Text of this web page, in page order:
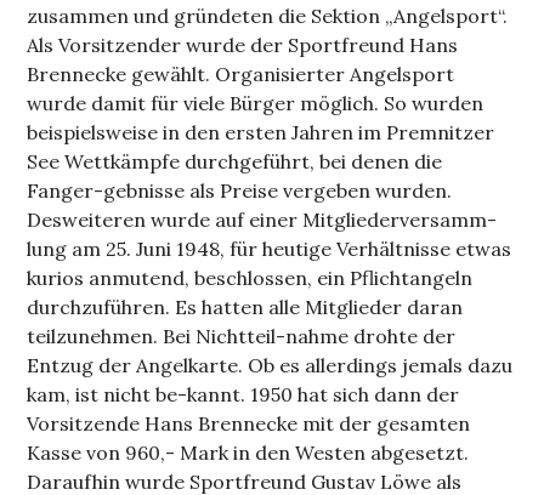
zusammen und gründeten die Sektion „Angelsport“.
Als Vorsitzender wurde der Sportfreund Hans
Brennecke gewählt. Organisierter Angelsport
wurde damit für viele Bürger möglich. So wurden
beispielsweise in den ersten Jahren im Premnitzer
See Wettkämpfe durchgeführt, bei denen die
Fanger-gebnisse als Preise vergeben wurden.
Desweiteren wurde auf einer Mitgliederversamm-
lung am 25. Juni 1948, für heutige Verhältnisse etwas
kurios anmutend, beschlossen, ein Pflichtangeln
durchzuführen. Es hatten alle Mitglieder daran
teilzunehmen. Bei Nichtteil-nahme drohte der
Entzug der Angelkarte. Ob es allerdings jemals dazu
kam, ist nicht be-kannt. 1950 hat sich dann der
Vorsitzende Hans Brennecke mit der gesamten
Kasse von 960,- Mark in den Westen abgesetzt.
Daraufhin wurde Sportfreund Gustav Löwe als